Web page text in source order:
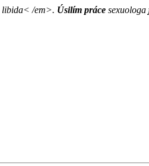
libida< /em>. Úsilím práce sexuologa